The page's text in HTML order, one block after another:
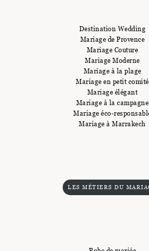
Destination Wedding
Mariage de Provence
Mariage Couture
Mariage Moderne
Mariage à la plage
Mariage en petit comité
Mariage élégant
Mariage à la campagne
Mariage éco-
Mariage à Marrakech
LES MÉTIERS DU